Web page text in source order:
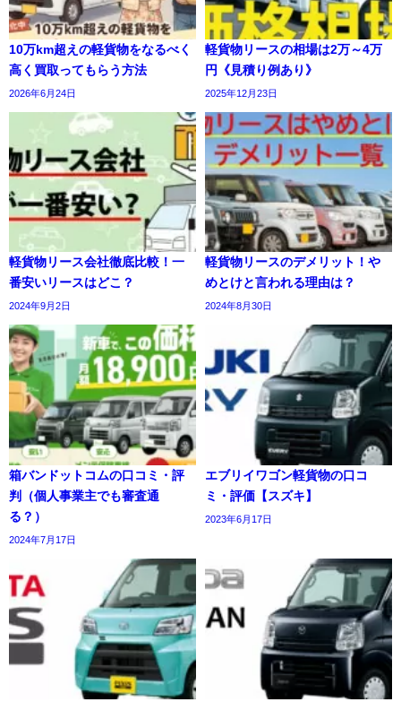
10万km超えの軽貨物をなるべく
高く買取ってもらう方法
2026年6月24日
軽貨物リースの相場は2万～4万
円《見積り例あり》
2025年12月23日
軽貨物リース会社徹底比較！一
番安いリースはどこ？
2024年9月2日
軽貨物リースのデメリット！や
めとけと言われる理由は？
2024年8月30日
箱バンドットコムの口コミ・評
判（個人事業主でも審査通
る？）
2024年7月17日
エブリイワゴン軽貨物の口コ
ミ・評価【スズキ】
2023年6月17日